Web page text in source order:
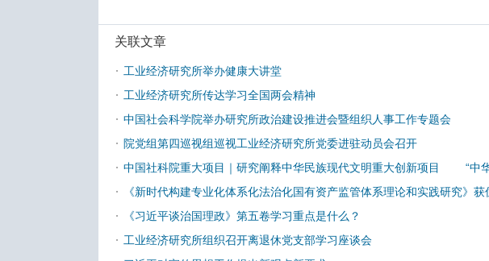
关联文章
· 工业经济研究所举办健康大讲堂
· 工业经济研究所传达学习全国两会精神
· 中国社会科学院举办研究所政治建设推进会暨组织人事工作专题会
· 院党组第四巡视组巡视工业经济研究所党委进驻动员会召开
· 中国社科院重大项目｜研究阐释中华民族现代文明重大创新项目 “中
· 《新时代构建专业化体系化法治化国有资产监管体系理论和实践研究》获
· 《习近平谈治国理政》第五卷学习重点是什么？
· 工业经济研究所组织召开离退休党支部学习座谈会